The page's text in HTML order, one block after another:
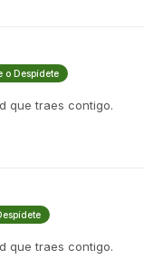
o Despídete
que traes contigo.
que traes contigo.